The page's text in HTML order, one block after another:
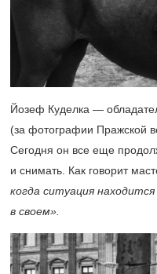
Йозеф Куделка —
(за фотографии Пражской
Сегодня он все еще
и снимать. Как говорит
когда ситуация
в своем».